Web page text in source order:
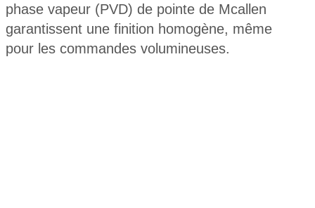
phase vapeur (PVD) de pointe de Mcallen
garantissent une finition homogène, même
pour les commandes volumineuses.